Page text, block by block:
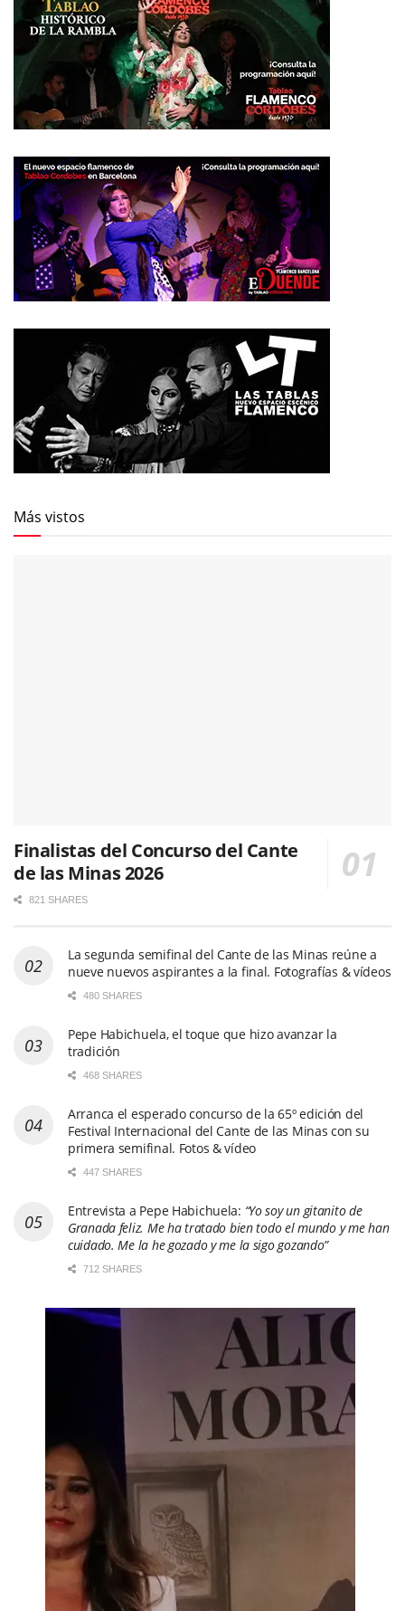
Más vistos
Finalistas del Concurso del Cante
de las Minas 2026
821 SHARES
La segunda semifinal del Cante de las Minas reúne a
nueve nuevos aspirantes a la final. Fotografías & vídeos
480 SHARES
Pepe Habichuela, el toque que hizo avanzar la
tradición
468 SHARES
Arranca el esperado concurso de la 65º edición del
Festival Internacional del Cante de las Minas con su
primera semifinal. Fotos & vídeo
447 SHARES
Entrevista a Pepe Habichuela: “Yo soy un gitanito de
Granada feliz. Me ha tratado bien todo el mundo y me han
cuidado. Me la he gozado y me la sigo gozando”
712 SHARES